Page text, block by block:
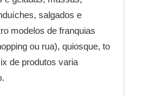
salgados e
modelos de franquias
ou rua), quiosque, to
de produtos varia